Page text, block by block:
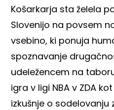
Košarkarja sta želela
Slovenijo na povsem
vsebino, ki ponuja
spoznavanje
udeležencem na
igra v ligi NBA v ZDA
izkušnje o